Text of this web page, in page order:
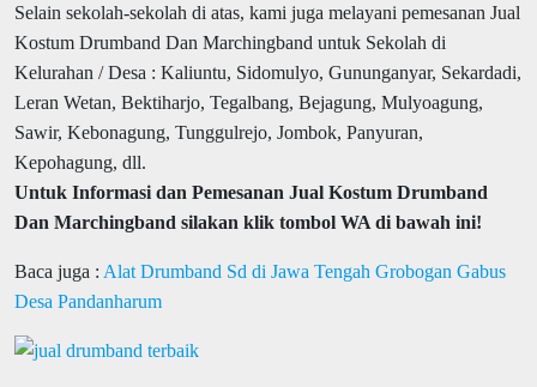
Selain sekolah-sekolah di atas, kami juga melayani pemesanan Jual
Kostum Drumband Dan Marchingband untuk Sekolah di
Kelurahan / Desa : Kaliuntu, Sidomulyo, Gununganyar, Sekardadi,
Leran Wetan, Bektiharjo, Tegalbang, Bejagung, Mulyoagung,
Sawir, Kebonagung, Tunggulrejo, Jombok, Panyuran,
Kepohagung, dll.
Untuk Informasi dan Pemesanan Jual Kostum Drumband
Dan Marchingband silakan klik tombol WA di bawah ini!
Baca juga : Alat Drumband Sd di Jawa Tengah Grobogan Gabus
Desa Pandanharum